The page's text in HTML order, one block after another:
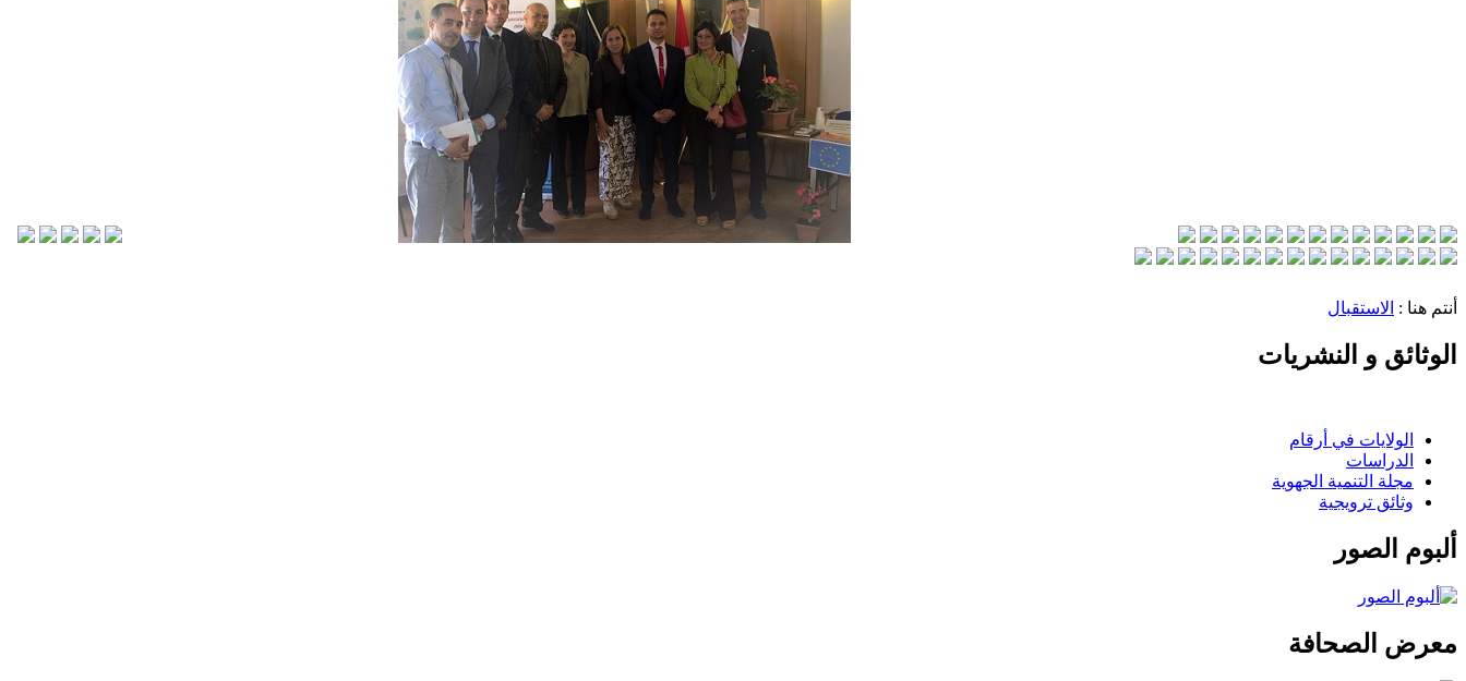
أنتم هنا : الاستقبال
الوثائق و النشريات
الولايات في أرقام
الدراسات
مجلة التنمية الجهوية
وثائق ترويجية
ألبوم الصور
معرض الصحافة